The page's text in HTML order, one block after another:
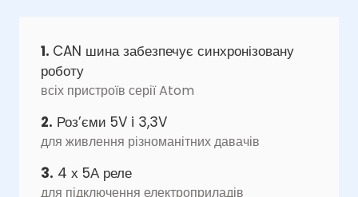
1. CAN шина забезпечує синхронізовану
роботу
всіх пристроїв серії Atom
2. Роз’єми 5V i 3,3V
для живлення різноманітних давачів
3. 4 х 5А реле
для підключення електроприладів